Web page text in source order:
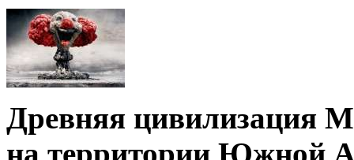
Древняя цивилизация
на территории Южной